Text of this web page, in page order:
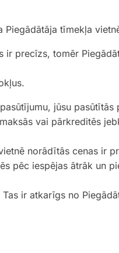
tīmekļa
precīzs, tomēr
jūsu pasūtītās
vai pārkreditēs
norādītās cenas ir
pēc iespējas ātrāk un
ir atkarīgs no